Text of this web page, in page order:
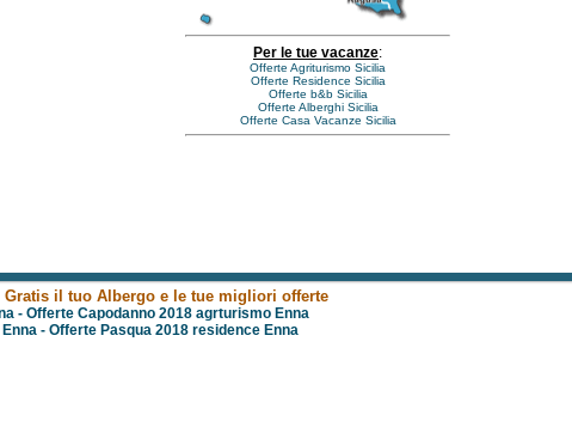
Per le tue vacanze:
Offerte Agriturismo Sicilia
Offerte Residence Sicilia
Offerte b&b Sicilia
Offerte Alberghi Sicilia
Offerte Casa Vacanze Sicilia
il tuo Albergo e le tue migliori offerte
- Offerte Capodanno 2018 agrturismo Enna
- Offerte Pasqua 2018 residence Enna